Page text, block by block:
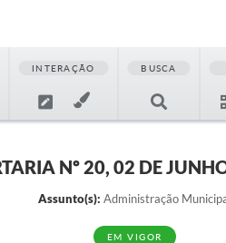
INTERAÇÃO BUSCA
Nº 20, 02 DE
Assunto(s): Administração
EM VIGOR